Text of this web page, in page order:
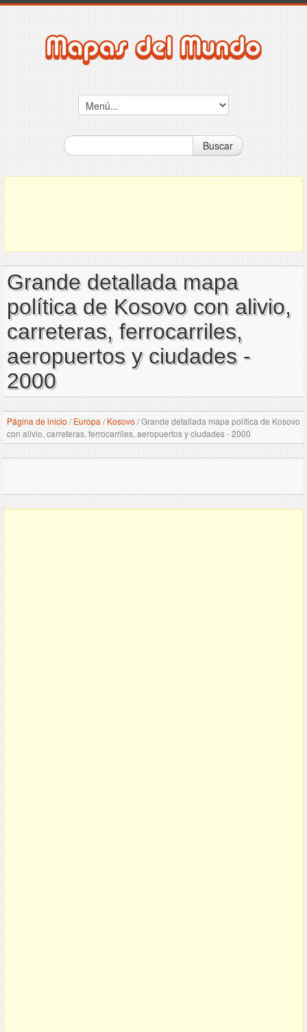
Buscar
Grande detallada mapa
política de Kosovo con alivio,
carreteras, ferrocarriles,
aeropuertos y ciudades -
2000
Página de inicio / Europa / Kosovo /Grande detallada mapa política de Kosovo
con alivio, carreteras, ferrocarriles, aeropuertos y ciudades - 2000